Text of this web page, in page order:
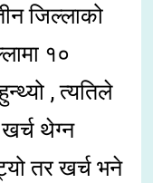
जिल्लाको
१०
, त्यतिले
खर्च थेग्न
तर खर्च भने